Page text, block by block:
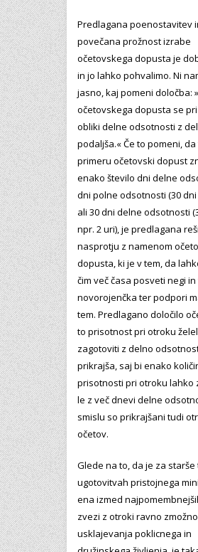
Predlagana poenostavitev
povečana prožnost izrabe
očetovskega dopusta je
in jo lahko pohvalimo. Ni
jasno, kaj pomeni določba:
očetovskega dopusta se
obliki delne odsotnosti z
podaljša.« Če to pomeni, da
primeru očetovski dopust
enako število dni delne
dni polne odsotnosti (30 dni
ali 30 dni delne odsotnosti
npr. 2 uri), je predlagana
nasprotju z namenom
dopusta, ki je v tem, da
čim več časa posveti negi in
novorojenčka ter podpori
tem. Predlagano določilo
to prisotnost pri otroku
zagotoviti z delno
prikrajša, saj bi enako
prisotnosti pri otroku lahko
le z več dnevi delne
smislu so prikrajšani tudi
očetov.
Glede na to, da je za starše
ugotovitvah pristojnega
ena izmed
zvezi z otroki ravno
usklajevanja poklicnega in